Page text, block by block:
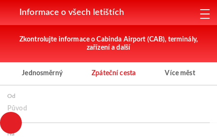
Informace o všech letištích
Zkontrolujte informace o Cabinda Airport (CAB), terminály,
zařízení a další
Jednosměrný Zpáteční cesta Více měst
Od
Původ
Na